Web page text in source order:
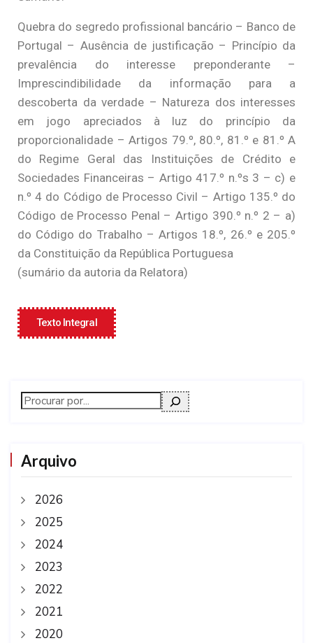
Quebra do segredo profissional bancário – Banco de
Portugal – Ausência de justificação – Princípio da
prevalência do interesse preponderante –
Imprescindibilidade da informação para a
descoberta da verdade – Natureza dos interesses
em jogo apreciados à luz do princípio da
proporcionalidade – Artigos 79.º, 80.º, 81.º e 81.º A
do Regime Geral das Instituições de Crédito e
Sociedades Financeiras – Artigo 417.º n.ºs 3 – c) e
n.º 4 do Código de Processo Civil – Artigo 135.º do
Código de Processo Penal – Artigo 390.º n.º 2 – a)
do Código do Trabalho – Artigos 18.º, 26.º e 205.º
da Constituição da República Portuguesa
(sumário da autoria da Relatora)
Texto Integral
Arquivo
2026
2025
2024
2023
2022
2021
2020